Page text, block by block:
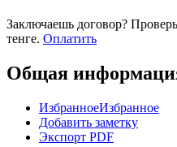
Заключаешь договор?
тенге. Оплатить
Общая
ИзбранноеИзбранное
Добавить заметку
Экспорт PDF